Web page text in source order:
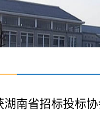
湖南省招标投标